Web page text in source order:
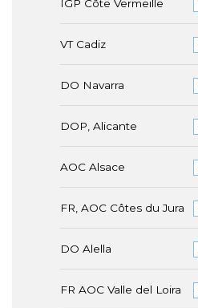
IGP Côte Vermeille
VT Cadiz
DO Navarra
DOP, Alicante
AOC Alsace
FR, AOC Côtes du Jura
DO Alella
FR AOC Valle del Loira